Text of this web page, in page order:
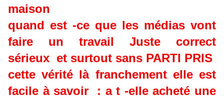
maison
quand est -ce que les médias vont
faire un travail Juste correct
sérieux et surtout sans PARTI PRIS
cette vérité là franchement elle est
facile à savoir : a t -elle acheté une